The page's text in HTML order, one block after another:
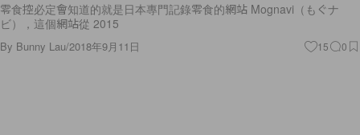
零食控必定會知道的就是日本專門記錄零食的網站 Mognavi（もぐナ
ビ），這個網站從 2015
By Bunny Lau/2018年9月11日 15 0